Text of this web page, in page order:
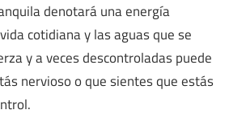
denotará una energía
cotidiana y las aguas que se
y a veces descontroladas puede
nervioso o que sientes que estás